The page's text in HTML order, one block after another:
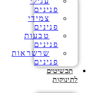
פנינים
צמידי
פנינים
טבעות
פנינים
שרשראות
פנינים
תכשיטים
לתינוקות